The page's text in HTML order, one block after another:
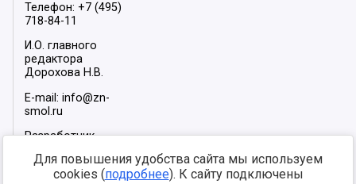
Телефон: +7 (495)
718-84-11
И.О. главного
редактора
Дорохова Н.В.
E-mail: info@zn-
smol.ru
Разработчик
2026
Для повышения удобства сайта мы используем
cookies (подробнее). К сайту подключены